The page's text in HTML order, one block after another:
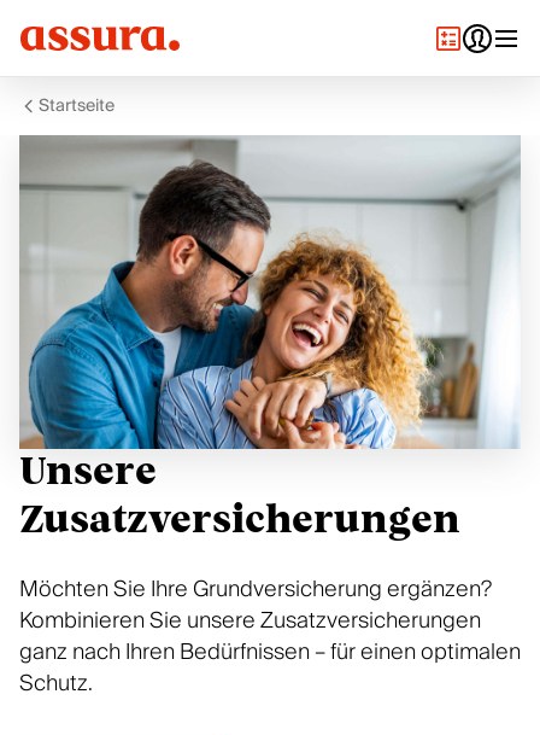
Startseite
Unsere
Zusatzversicherungen
Möchten Sie Ihre Grundversicherung ergänzen?
Kombinieren Sie unsere Zusatzversicherungen
ganz nach Ihren Bedürfnissen – für einen optimalen
Schutz.